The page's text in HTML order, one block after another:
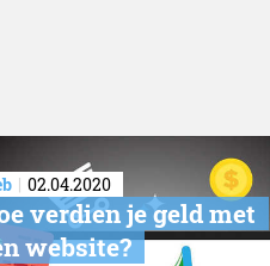
02.04.2020
verdien je geld met
website?